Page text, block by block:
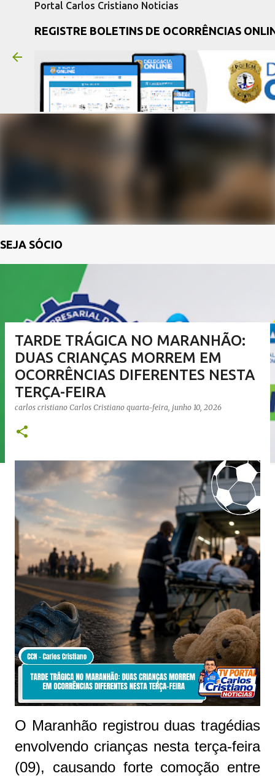
Portal Carlos Cristiano Noticias
REGISTRE BOLETINS DE OCORRÊNCIAS
SEJA SÓCIO
TARDE TRÁGICA NO MARANHÃO:
DUAS CRIANÇAS MORREM EM
OCORRÊNCIAS DIFERENTES NESTA
TERÇA-FEIRA
carlos cristiano Carlos Cristiano quarta-feira, junho 10, 2026
O Maranhão registrou duas tragédias
envolvendo crianças nesta terça-feira
(09), causando forte comoção entre